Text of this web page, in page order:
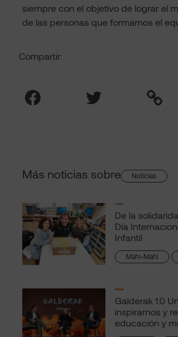
Compartir:
Facebook Twitter Link
siempre con el objetivo de lograr el
de las personas que formamos el
Más noticias sobre Noticias
De la
Día
Infantil
Mahi-Mahi
Galderak 1.0
inspirarnos y
educación y